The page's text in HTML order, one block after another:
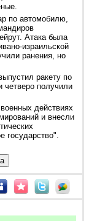
по автомобилю,
Атака была
израильской
ранения, но
ракету по
четверо получили
действиях
и внесли
государство".